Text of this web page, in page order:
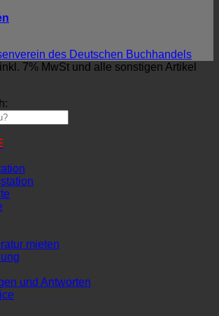
7% MwSt und alle sonstigen Artikel
mieten
und Antworten